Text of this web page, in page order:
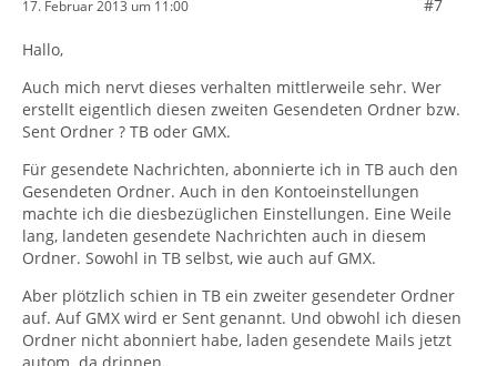
17. Februar 2013 um 11:00 #7
Hallo,
Auch mich nervt dieses verhalten mittlerweile sehr. Wer
erstellt eigentlich diesen zweiten Gesendeten Ordner bzw.
Sent Ordner ? TB oder GMX.
Für gesendete Nachrichten, abonnierte ich in TB auch den
Gesendeten Ordner. Auch in den Kontoeinstellungen
machte ich die diesbezüglichen Einstellungen. Eine Weile
lang, landeten gesendete Nachrichten auch in diesem
Ordner. Sowohl in TB selbst, wie auch auf GMX.
Aber plötzlich schien in TB ein zweiter gesendeter Ordner
auf. Auf GMX wird er Sent genannt. Und obwohl ich diesen
Ordner nicht abonniert habe, laden gesendete Mails jetzt